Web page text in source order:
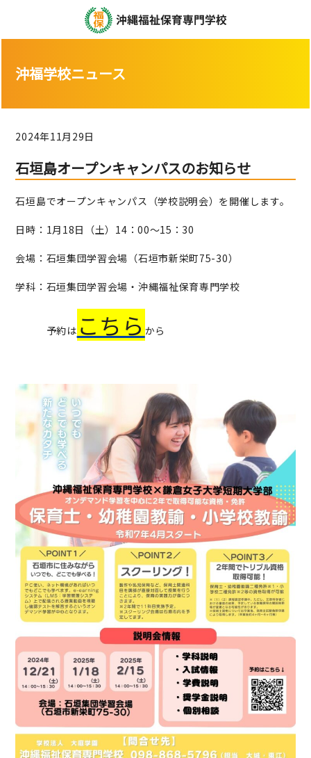
沖福学校ニュース
2024年11月29日
石垣島オープンキャンパスのお知らせ
石垣島でオープンキャンパス（学校説明会）を開催します。
日時：1月18日（土）14：00～15：30
会場：石垣集団学習会場（石垣市新栄町75-30）
学科：石垣集団学習会場・沖縄福祉保育専門学校
予約は こちら から